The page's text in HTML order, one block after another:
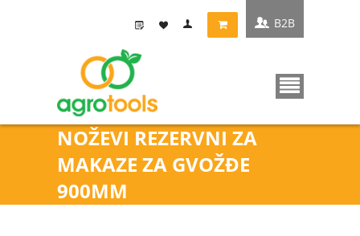
NOŽEVI REZERVNI ZA
MAKAZE ZA GVOŽĐE
900MM
B2B